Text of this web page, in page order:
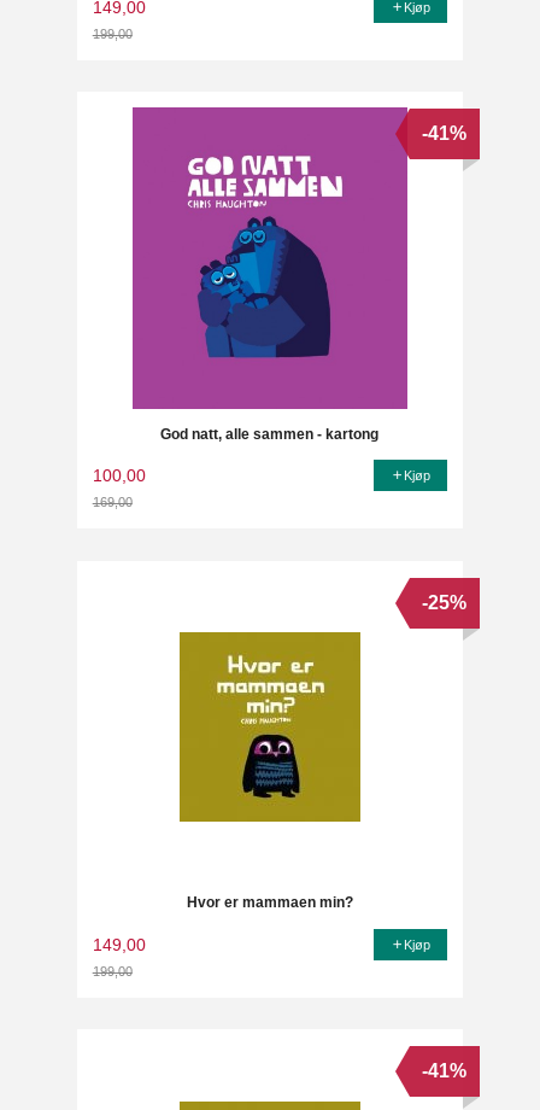
149,00
199,00
Kjøp
God natt, alle sammen - kartong
100,00
169,00
-41%
Kjøp
Hvor er mammaen min?
149,00
199,00
-25%
Kjøp
-41%